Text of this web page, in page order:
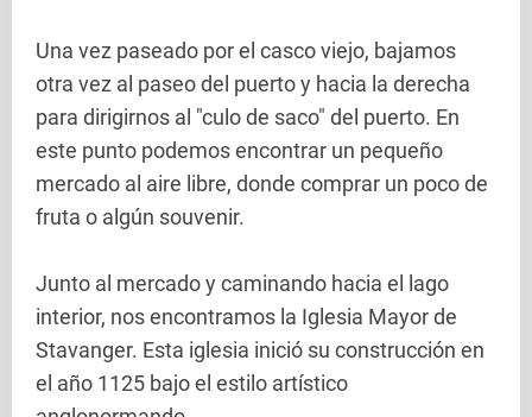
Una vez paseado por el casco viejo, bajamos
otra vez al paseo del puerto y hacia la derecha
para dirigirnos al "culo de saco" del puerto. En
este punto podemos encontrar un pequeño
mercado al aire libre, donde comprar un poco de
fruta o algún souvenir.
Junto al mercado y caminando hacia el lago
interior, nos encontramos la Iglesia Mayor de
Stavanger. Esta iglesia inició su construcción en
el año 1125 bajo el estilo artístico